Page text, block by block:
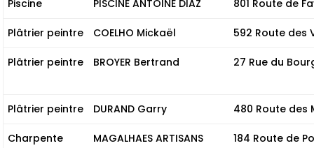
Piscine PISCINE ANTOINE DIAZ 801 Route de
Plâtrier peintre COELHO Mickaël 592 Route des
Plâtrier peintre BROYER Bertrand 27 Rue du
Plâtrier peintre DURAND Garry 480 Route des
Charpente
MAGALHAES ARTISANS
184 Route de